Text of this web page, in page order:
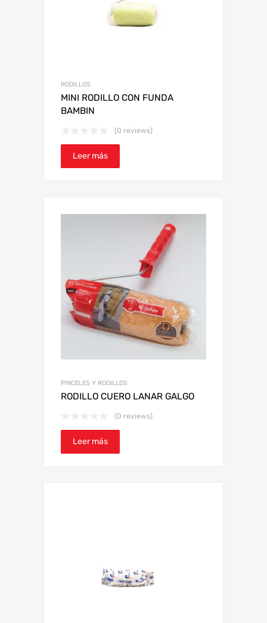
RODILLOS
MINI RODILLO CON FUNDA
BAMBIN
(0 reviews)
Leer más
PINCELES Y RODILLOS
RODILLO CUERO LANAR GALGO
(0 reviews)
Leer más